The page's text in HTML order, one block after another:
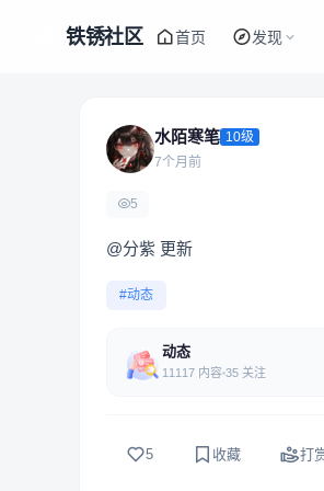
铁锈社区 首页 发现
水陌寒笔 10级
7个月前
5
@分紫 更新
#动态
动态
11117 内容 35 关注
5 收藏 打